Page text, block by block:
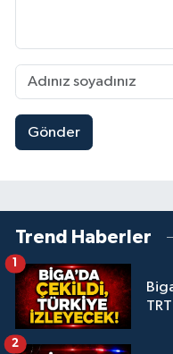
Gönder
Trend Haberler
1
2